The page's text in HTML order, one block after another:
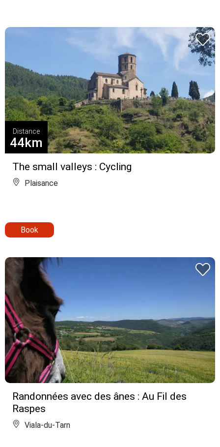
The small valleys : Cycling
Distance
44km
Plaisance
Book
Randonnées avec des ânes : Au Fil des
Raspes
Viala-du-Tarn